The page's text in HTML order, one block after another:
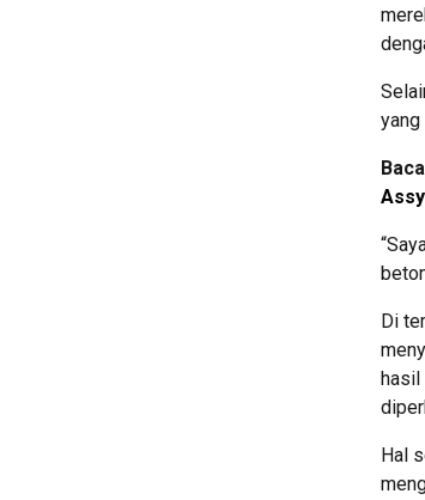
Di
Hal